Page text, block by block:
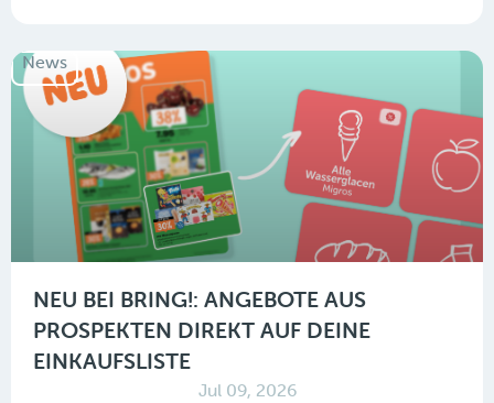
News
NEU BEI BRING!: ANGEBOTE AUS
PROSPEKTEN DIREKT AUF DEINE
EINKAUFSLISTE
Jul 09, 2026